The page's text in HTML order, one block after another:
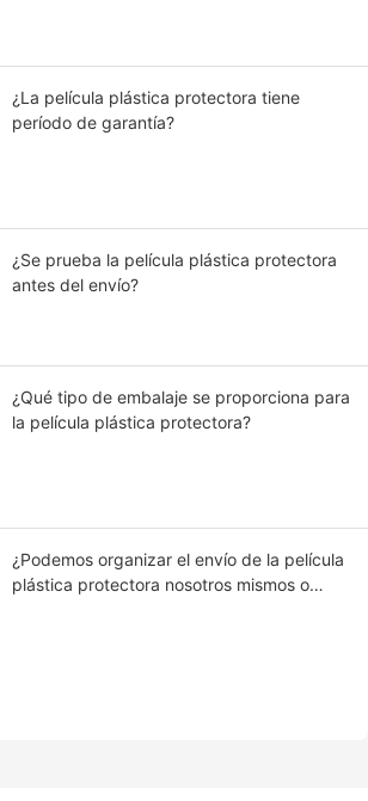
¿La película plástica protectora tiene
período de garantía?
¿Se prueba la película plástica protectora
antes del envío?
¿Qué tipo de embalaje se proporciona para
la película plástica protectora?
¿Podemos organizar el envío de la película
plástica protectora nosotros mismos o